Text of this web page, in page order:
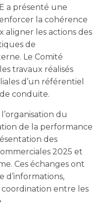
a présenté une
la cohérence
aligner les actions des
de
Le Comité
travaux réalisés
d’un référentiel
conduite.
du
de la performance
des
2025 et
Ces échanges ont
d’informations,
coordination entre les